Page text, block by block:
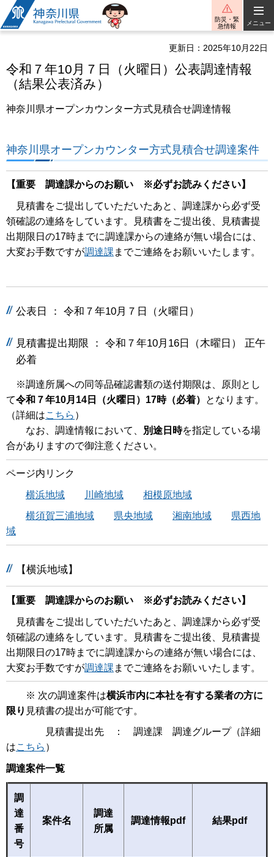
神奈川県
防災・緊
急情報
メニュー
更新日：2025年10月22日
令和７年10月７日（火曜日）公表調達情報
（結果公表済み）
神奈川県オープンカウンター方式見積合せ調達情報
神奈川県オープンカウンター方式見積合せ調達案件
【重要 調達課からのお願い ※必ずお読みください】
見積書をご提出していただいたあと、調達課から必ず受
領確認の連絡をしています。見積書をご提出後、見積書提
出期限日の17時までに調達課からの連絡が無い場合には、
大変お手数ですが調達課 までご連絡をお願いいたします。
公表日 ： 令和７年10月７日（火曜日）
見積書提出期限 ： 令和７年10月16日（木曜日） 正午
必着
※調達所属への同等品確認書類の送付期限は、原則とし
て令和７年10月14日（火曜日）17時（必着）
となります。
（詳細はこちら ）
なお、調達情報において、
別途日時を指定している場
合がありますので御注意ください。
ページ内リンク
横浜地域 川崎地域 相模原地域
横須賀三浦地域 県央地域 湘南地域
県西地
域
【横浜地域】
【重要 調達課からのお願い ※必ずお読みください】
見積書をご提出していただいたあと、調達課から必ず受
領確認の連絡をしています。見積書をご提出後、見積書提
出期限日の17時までに調達課からの連絡が無い場合には、
大変お手数ですが調達課 までご連絡をお願いいたします。
※ 次の調達案件は横浜市内に本社を有する業者の方に
限り 見積書の提出が可能です。
見積書提出先 ： 調達課 調達グループ（詳細
はこちら ）
調達案件一覧
調
達
番
号
案件名
調達
所属
調達情報pdf 結果pdf